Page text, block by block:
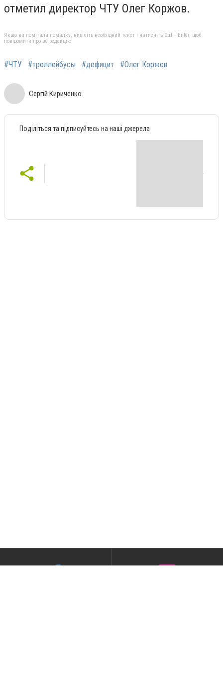
отметил директор ЧТУ Олег Коржов.
Якщо ви помітили помилку, виділіть необхідний текст і натисніть Ctrl + Enter, щоб
повідомити про це редакцію
#ЧТУ #троллейбусы #дефицит #Олег Коржов
Сергій Кириченко
Поділіться та підписуйтесь на наші джерела